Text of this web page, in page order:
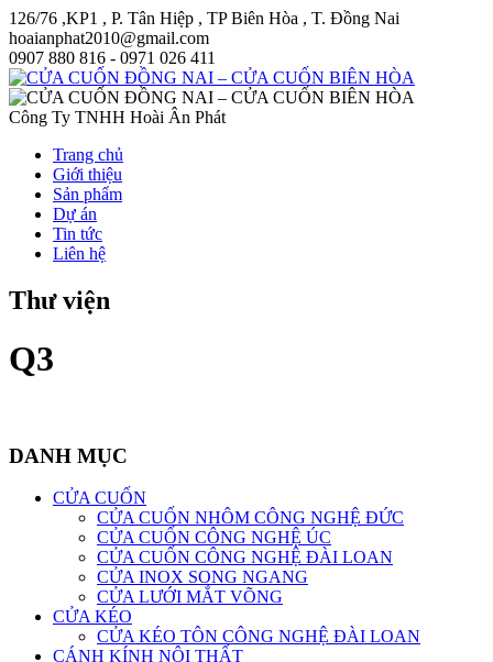
126/76 ,KP1 , P. Tân Hiệp , TP Biên Hòa , T. Đồng Nai
hoaianphat2010@gmail.com
0907 880 816 - 0971 026 411
Công Ty TNHH Hoài Ân Phát
Trang chủ
Giới thiệu
Sản phẩm
Dự án
Tin tức
Liên hệ
Thư viện
Q3
DANH MỤC
CỬA CUỐN
CỬA CUỐN NHÔM CÔNG NGHỆ ĐỨC
CỬA CUỐN CÔNG NGHỆ ÚC
CỬA CUỐN CÔNG NGHỆ ĐÀI LOAN
CỬA INOX SONG NGANG
CỬA LƯỚI MẮT VÕNG
CỬA KÉO
CỬA KÉO TÔN CÔNG NGHỆ ĐÀI LOAN
CÁNH KÍNH NỘI THẤT